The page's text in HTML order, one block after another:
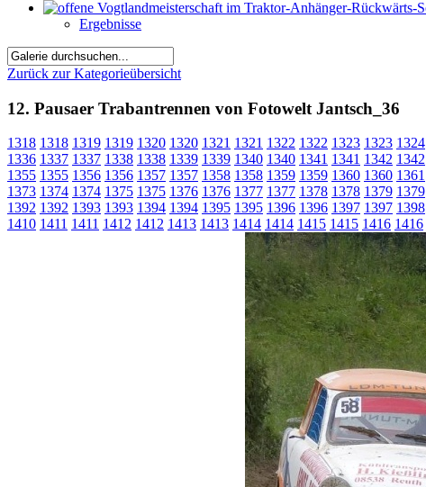
Ergebnisse
Zurück zur Kategorieübersicht
12. Pausaer Trabantrennen von Fotowelt Jantsch_36
1318 1318 1319 1319 1320 1320 1321 1321 1322 1322 1323 1323 1324
1336 1337 1337 1338 1338 1339 1339 1340 1340 1341 1341 1342 1342
1355 1355 1356 1356 1357 1357 1358 1358 1359 1359 1360 1360 1361
1373 1374 1374 1375 1375 1376 1376 1377 1377 1378 1378 1379 1379
1392 1392 1393 1393 1394 1394 1395 1395 1396 1396 1397 1397 1398
1410 1411 1411 1412 1412 1413 1413 1414 1414 1415 1415 1416 1416